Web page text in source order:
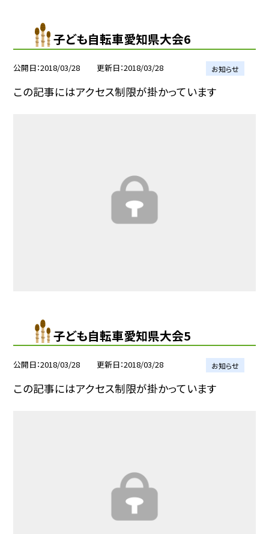
子ども自転車愛知県大会6
公開日 2018/03/28 更新日 2018/03/28 お知らせ
この記事にはアクセス制限が掛かっています
子ども自転車愛知県大会5
公開日 2018/03/28 更新日 2018/03/28 お知らせ
この記事にはアクセス制限が掛かっています